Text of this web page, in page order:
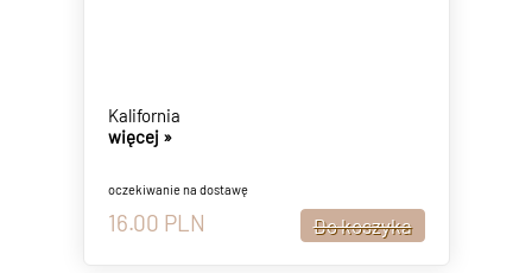
Kalifornia
więcej »
oczekiwanie na dostawę
16.00 PLN